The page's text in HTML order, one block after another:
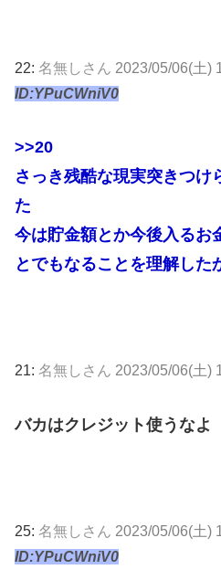
22: 名無しさん 2023/05/06(土)
ID:YPuCWniV0
>>20
さっき残酷な現実突きつけ
た
今は貯金額とか今後入るお
とでもなることを理解した
21: 名無しさん 2023/05/06(土)
バカはクレジット使うなよ
25: 名無しさん 2023/05/06(土)
ID:YPuCWniV0